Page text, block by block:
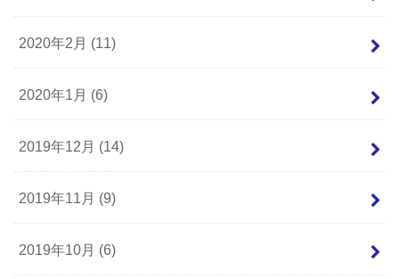
2020年2月 (11)
2020年1月 (6)
2019年12月 (14)
2019年11月 (9)
2019年10月 (6)